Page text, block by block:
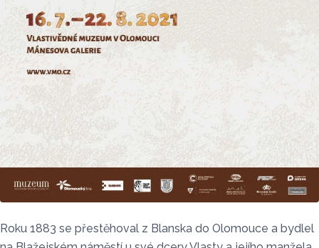
Roku 1883 se přestěhoval z Blanska do Olomouce a bydlel